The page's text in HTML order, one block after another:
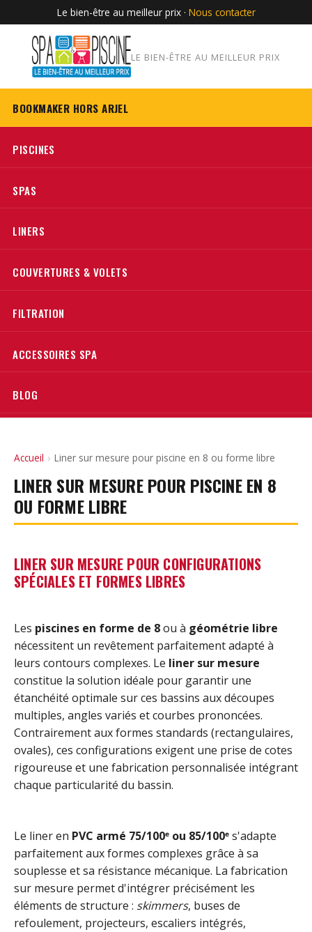
Le bien-être au meilleur prix · Nous contacter
LE BIEN-ÊTRE AU MEILLEUR PRIX
BOOKMAKER HORS ARJEL
PISCINES
SPAS
LINERS
COUVERTURES & VOLETS
FILTRATION
ACCESSOIRES SPA
BLOG
Accueil › Liner sur mesure pour piscine en 8 ou forme libre
LINER SUR MESURE POUR PISCINE EN 8
OU FORME LIBRE
LINER SUR MESURE POUR CONFIGURATIONS
SPÉCIALES ET FORMES LIBRES
Les piscines en forme de 8ou à géométrie libre
nécessitent un revêtement parfaitement adapté à
leurs contours complexes. Le liner sur mesure
constitue la solution idéale pour garantir une
étanchéité optimale sur ces bassins aux découpes
multiples, angles variés et courbes prononcées.
Contrairement aux formes standards (rectangulaires,
ovales), ces configurations exigent une prise de cotes
rigoureuse et une fabrication personnalisée intégrant
chaque particularité du bassin.
Le liner en PVC armé 75/100ᵉ ou 85/100ᵉs'adapte
parfaitement aux formes complexes grâce à sa
souplesse et sa résistance mécanique. La fabrication
sur mesure permet d'intégrer précisément les
éléments de structure : skimmers, buses de
refoulement, projecteurs, escaliers intégrés,